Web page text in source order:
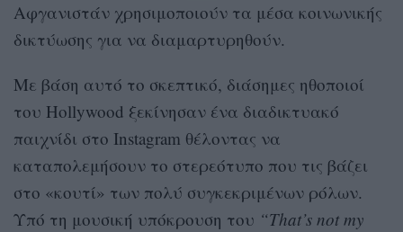
Αφγανιστάν χρησιμοποιούν τα μέσα κοινωνικής
δικτύωσης για να διαμαρτυρηθούν.
Με βάση αυτό το σκεπτικό, διάσημες ηθοποιοί
του Hollywood ξεκίνησαν ένα διαδικτυακό
παιχνίδι στο Instagram θέλοντας να
καταπολεμήσουν το στερεότυπο που τις βάζει
στο «κουτί» των πολύ συγκεκριμένων ρόλων.
Υπό τη μουσική υπόκρουση του “That’s not my